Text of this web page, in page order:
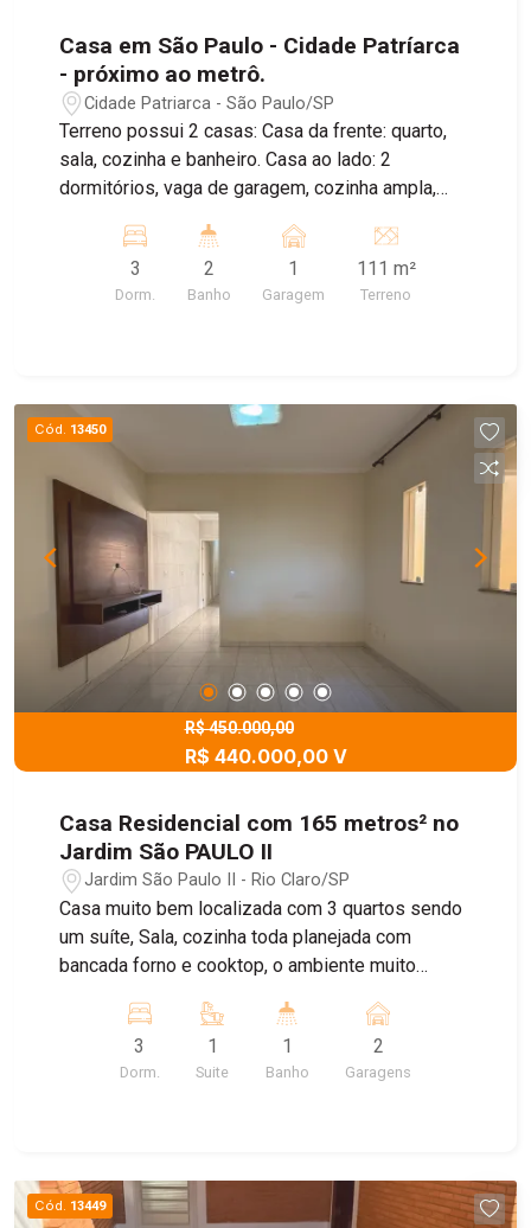
Casa em São Paulo - Cidade Patríarca
- próximo ao metrô.
Cidade Patriarca - São Paulo/SP
Terreno possui 2 casas: Casa da frente: quarto,
sala, cozinha e banheiro. Casa ao lado: 2
dormitórios, vaga de garagem, cozinha ampla,
Patriarca Localização excelente próximo a todo
comércio, feira livre, escolas, posto de saúde.
Fácil acesso a Radial Leste.
3
Dorm.
2
Banho
1
Garagem
111 m²
Terreno
Cód. 13450
R$ 450.000,00
R$ 440.000,00 V
Casa Residencial com 165 metros² no
Jardim São PAULO II
Jardim São Paulo II - Rio Claro/SP
Casa muito bem localizada com 3 quartos sendo
um suíte, Sala, cozinha toda planejada com
bancada forno e cooktop, o ambiente muito
eletrônico, e belo quintal uma parte coberta e
outra para um belo lazer. Cerca Elétrica. Parte
elétrica muito bem feita.
3
Dorm.
1
Suite
1
Banho
2
Garagens
Cód. 13449